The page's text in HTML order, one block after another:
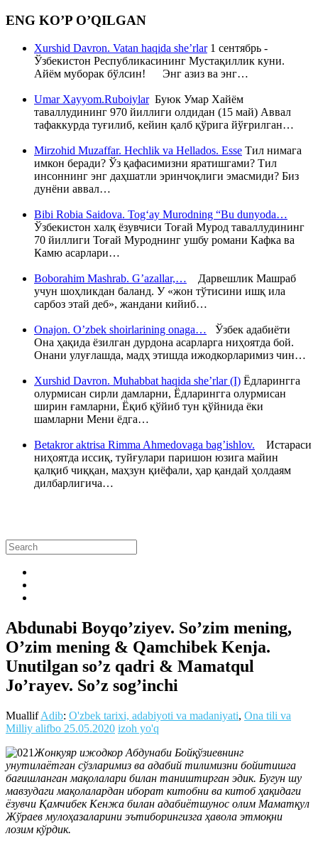
ENG KO’P O’QILGAN
Xurshid Davron. Vatan haqida she’rlar1 сентябрь -
Ўзбекистон Республикасининг Мустақиллик куни.
Айём муборак бўлсин! Энг азиз ва энг…
Umar Xayyom.RuboiylarБуюк Умар Хайём
таваллудининг 970 йиллиги олдидан (15 май) Аввал
тафаккурда туғилиб, кейин қалб қўрига йўғрилган…
Mirzohid Muzaffar. Hechlik va Hellados. Esse Тил нимага
имкон беради? Ўз қафасимизни яратишгами? Тил
инсоннинг энг даҳшатли эринчоқлиги эмасмиди? Биз
дунёни аввал…
Bibi Robia Saidova. Tog‘ay Murodning “Bu dunyoda…
Ўзбекистон халқ ёзувчиси Тоғай Мурод таваллудининг
70 йиллиги Тоғай Муроднинг ушбу романи Кафка ва
Камю асарлари…
Boborahim Mashrab. G’azallar,… Дарвешлик Машраб
учун шоҳликдан баланд. У «жон тўтисини ишқ ила
сарбоз этай деб», жандани кийиб…
Onajon. O’zbek shoirlarining onaga… Ўзбек адабиёти
Она ҳақида ёзилган дурдона асарларга ниҳоятда бой.
Онани улуғлашда, мадҳ этишда ижодкорларимиз чин…
Xurshid Davron. Muhabbat haqida she’rlar (I) Ёдларингга
олурмисан сирли дамларни, Ёдларингга олурмисан
ширин ғамларни, Ёқиб қўйиб тун қўйнида ёки
шамларни Мени ёдга…
Betakror aktrisa Rimma Ahmedovaga bag’ishlov. Истараси
ниҳоятда иссиқ, туйғулари паришон юзига майин
қалқиб чиққан, маҳзун қиёфали, ҳар қандай ҳолдаям
дилбарлигича…
Abdunabi Boyqo’ziyev. So’zim mening,
O’zim mening & Qamchibek Kenja.
Unutilgan so’z qadri & Mamatqul
Jo’rayev. So’z sog’inchi
MuallifAdib: O'zbek tarixi, adabiyoti va madaniyati, Ona tili va
Milliy alifbo 25.05.2020 izoh yo'q
Жонкуяр ижодкор Абдунаби Бойқўзиевнинг
унутилаётган сўзларимиз ва адабий тилимизни бойитишга
бағишланган мақолалари билан таништирган эдик. Бугун шу
мавзудаги мақолалардан иборат китобни ва китоб ҳақидаги
ёзувчи Қамчибек Кенжа билан адабиётшунос олим Маматқул
Жўраев мулоҳазаларини эътиборингизга ҳавола этмоқни
лозим кўрдик.